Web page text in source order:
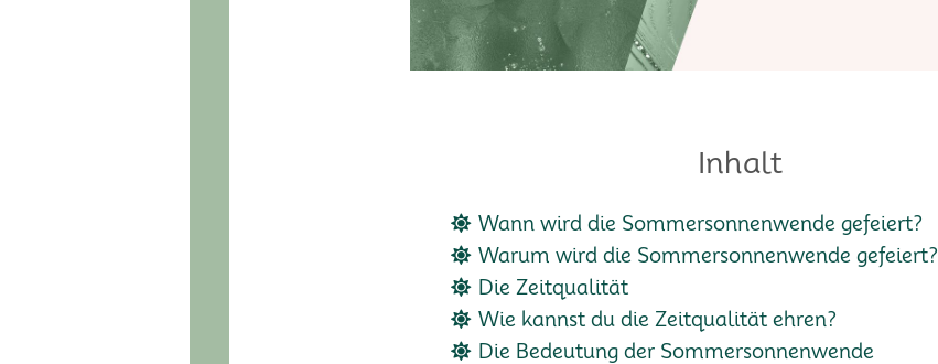
Inhalt
Wann wird die Sommersonnenwende gefeiert?
Warum wird die Sommersonnenwende gefeiert?
Die Zeitqualität
Wie kannst du die Zeitqualität ehren?
Die Bedeutung der Sommersonnenwende